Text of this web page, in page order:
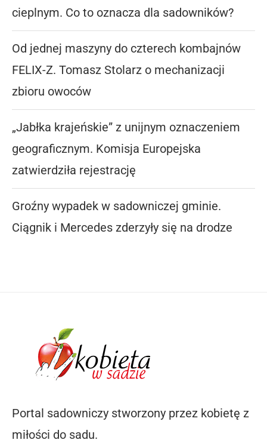
cieplnym. Co to oznacza dla sadowników?
Od jednej maszyny do czterech kombajnów
FELIX-Z. Tomasz Stolarz o mechanizacji
zbioru owoców
„Jabłka krajeńskie” z unijnym oznaczeniem
geograficznym. Komisja Europejska
zatwierdziła rejestrację
Groźny wypadek w sadowniczej gminie.
Ciągnik i Mercedes zderzyły się na drodze
Portal sadowniczy stworzony przez kobietę z
miłości do sadu.